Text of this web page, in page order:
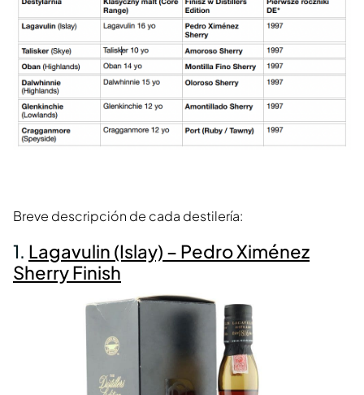
Breve descripción de cada destilería:
1. Lagavulin (Islay) – Pedro Ximénez
Sherry Finish